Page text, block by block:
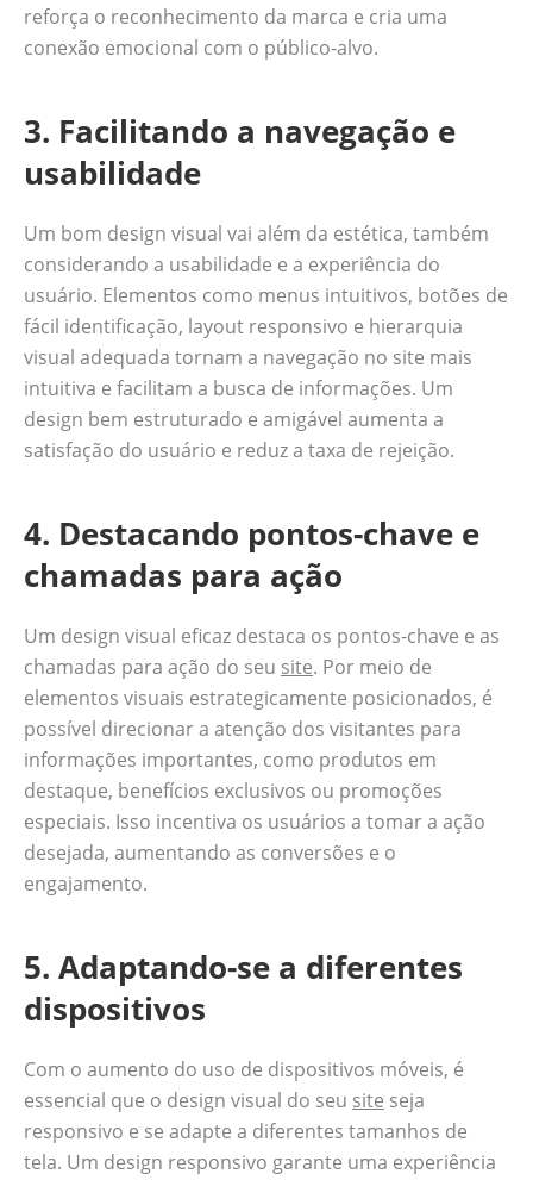
reforça o reconhecimento da marca e cria uma
conexão emocional com o público-alvo.
3. Facilitando a navegação e
usabilidade
Um bom design visual vai além da estética, também
considerando a usabilidade e a experiência do
usuário. Elementos como menus intuitivos, botões de
fácil identificação, layout responsivo e hierarquia
visual adequada tornam a navegação no site mais
intuitiva e facilitam a busca de informações. Um
design bem estruturado e amigável aumenta a
satisfação do usuário e reduz a taxa de rejeição.
4. Destacando pontos-chave e
chamadas para ação
Um design visual eficaz destaca os pontos-chave e as
chamadas para ação do seu site. Por meio de
elementos visuais estrategicamente posicionados, é
possível direcionar a atenção dos visitantes para
informações importantes, como produtos em
destaque, benefícios exclusivos ou promoções
especiais. Isso incentiva os usuários a tomar a ação
desejada, aumentando as conversões e o
engajamento.
5. Adaptando-se a diferentes
dispositivos
Com o aumento do uso de dispositivos móveis, é
essencial que o design visual do seu site seja
responsivo e se adapte a diferentes tamanhos de
tela. Um design responsivo garante uma experiência